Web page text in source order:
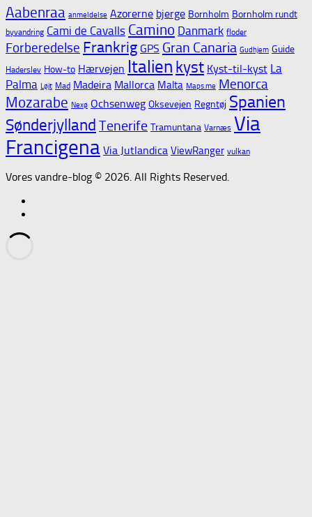
Aabenraa anmeldelse Azorerne bjerge Bornholm Bornholm rundt
byvandring Cami de Cavalls Camino Danmark floder
Forberedelse Frankrig GPS Gran Canaria Gudhjem Guide
Haderslev How-to Hærvejen Italien kyst Kyst-til-kyst La
Palma Løjt Mad Madeira Mallorca Malta Maps.me Menorca
Mozarabe Nexø Ochsenweg Oksevejen Regntøj Spanien
Sønderjylland Tenerife Tramuntana Varnæs Via
Francigena Via Jutlandica ViewRanger vulkan
Vores vandre-blog © 2026. All Rights Reserved.